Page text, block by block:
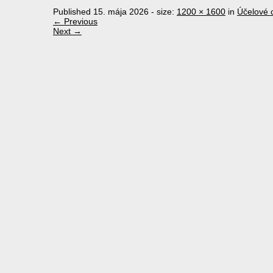
Published 15. mája 2026 - size: 1200 × 1600 in Účelové
← Previous
Next →